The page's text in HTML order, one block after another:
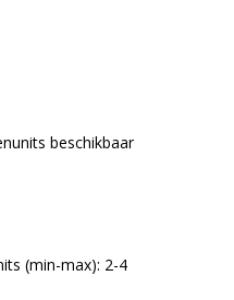
beschikbaar
(min-max): 2-4